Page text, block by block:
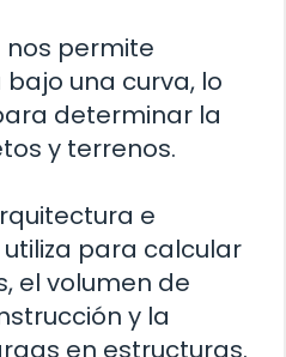
permite
una curva, lo
determinar la
y terrenos.
e
para calcular
el volumen de
y la
en estructuras.